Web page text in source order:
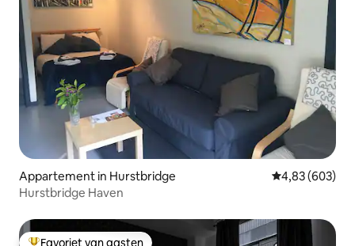
Appartement in Hurstbridge Gemiddelde
4,83 (603)
Hurstbridge Haven